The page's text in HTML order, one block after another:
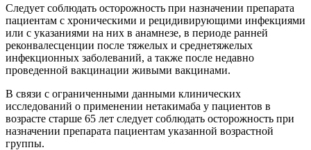
Следует соблюдать осторожность при назначении препарата
пациентам с хроническими и рецидивирующими инфекциями
или с указаниями на них в анамнезе, в периоде ранней
реконвалесценции после тяжелых и среднетяжелых
инфекционных заболеваний, а также после недавно
проведенной вакцинации живыми вакцинами.
В связи с ограниченными данными клинических
исследований о применении нетакимаба у пациентов в
возрасте старше 65 лет следует соблюдать осторожность при
назначении препарата пациентам указанной возрастной
группы.